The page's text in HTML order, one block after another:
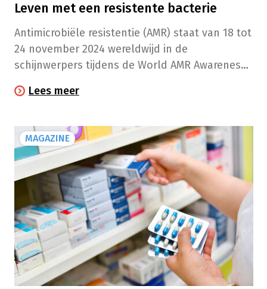
Leven met een resistente bacterie
Antimicrobiële resistentie (AMR) staat van 18 tot
24 november 2024 wereldwijd in de
schijnwerpers tijdens de World AMR Awareness
now.’ Zo niet stevenen we volgens experts af op
ogenschijnlijk simpele infecties weer
levensbedreigend kunnen worden.
Lees meer
MAGAZINE